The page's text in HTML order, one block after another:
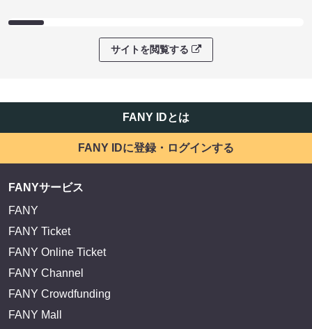
サイトを閲覧する
FANY IDとは
FANY IDに登録・ログインする
FANYサービス
FANY
FANY Ticket
FANY Online Ticket
FANY Channel
FANY Crowdfunding
FANY Mall